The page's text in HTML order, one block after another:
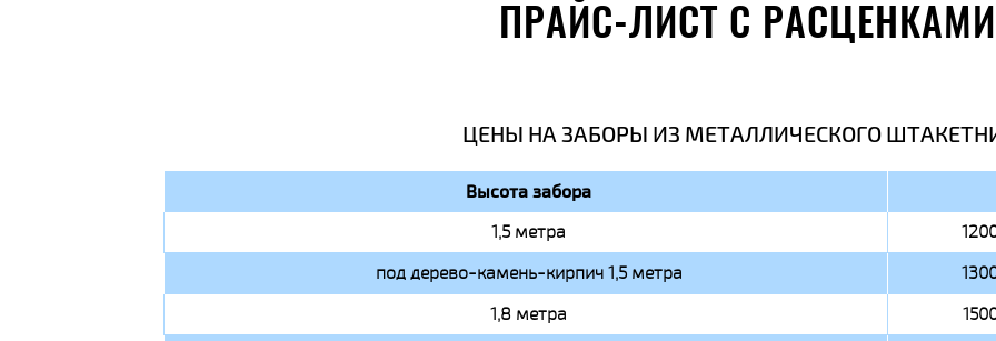
ПРАЙС-ЛИСТ С РАСЦЕНКАМИ
ЦЕНЫ НА ЗАБОРЫ ИЗ МЕТАЛЛИЧЕСКОГО
Высота забора
1,5 метра
под дерево-камень-кирпич 1,5 метра
1,8 метра